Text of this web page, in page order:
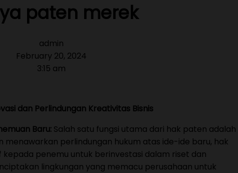
paten merek
admin
February 20, 2024
3:15 am
dan Perlindungan Kreativitas Bisnis
Baru: Salah satu fungsi utama dari hak paten adalah
menawarkan perlindungan hukum atas ide-ide baru, hak
penemu untuk berinvestasi dalam riset dan
lingkungan yang memacu perusahaan untuk